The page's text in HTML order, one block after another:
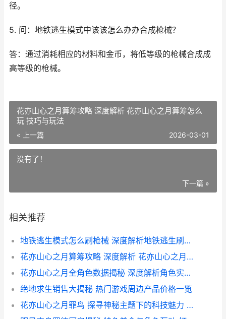
径。
5. 问：地铁逃生模式中该该怎么办办合成枪械？
答：通过消耗相应的材料和金币，将低等级的枪械合成成
高等级的枪械。
花亦山心之月算筹攻略 深度解析 花亦山心之月算筹怎么
玩 技巧与玩法
« 上一篇 2026-03-01
没有了！
下一篇 »
相关推荐
地铁逃生模式怎么刷枪械 深度解析地铁逃生刷枪技巧与攻略
花亦山心之月算筹攻略 深度解析 花亦山心之月算筹怎么玩 技巧与玩法
花亦山心之月全角色数据揭秘 深度解析角色实力与互动策略
绝地求生销售大揭秘 热门游戏周边产品价格一览
花亦山心之月罪鸟 探寻神秘主题下的科技魅力 揭秘 罪鸟 背后的故事与花亦山心之月手机